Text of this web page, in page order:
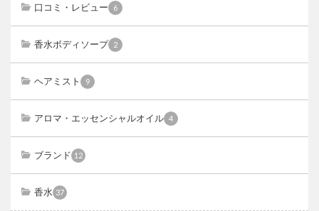
口コミ・レビュー 6
香水ボディソープ 2
ヘアミスト 9
アロマ・エッセンシャルオイル 4
ブランド 12
香水 37